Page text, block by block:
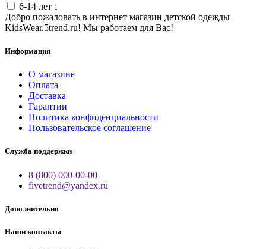
6-14 лет 1
Добро пожаловать в интернет магазин детской одежды
KidsWear.5trend.ru! Мы работаем для Вас!
Информация
О магазине
Оплата
Доставка
Гарантии
Политика конфиденциальности
Пользовательское соглашение
Служба поддержки
8 (800) 000-00-00
fivetrend@yandex.ru
Дополнительно
Наши контакты